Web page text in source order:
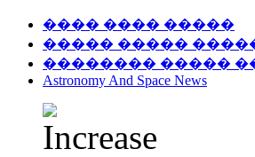
���� ���� �����
����� �����
�������� �����
Astronomy And Space News